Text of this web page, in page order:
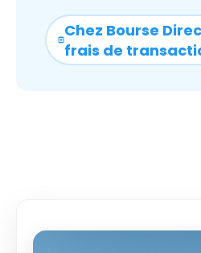
Chez Bourse
frais de